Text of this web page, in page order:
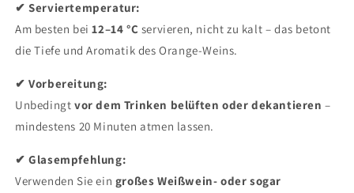
✔ Serviertemperatur:
Am besten bei12–14 °C servieren, nicht zu kalt – das betont
die Tiefe und Aromatik des Orange-Weins.
✔ Vorbereitung:
Unbedingt vor dem Trinken belüften oder dekantieren –
mindestens 20 Minuten atmen lassen.
✔ Glasempfehlung:
Verwenden Sie ein großes Weißwein- oder sogar